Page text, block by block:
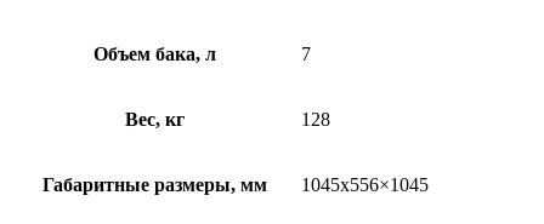
Объем бака, л 7
Вес, кг 128
Габаритные размеры, мм 1045х556×1045